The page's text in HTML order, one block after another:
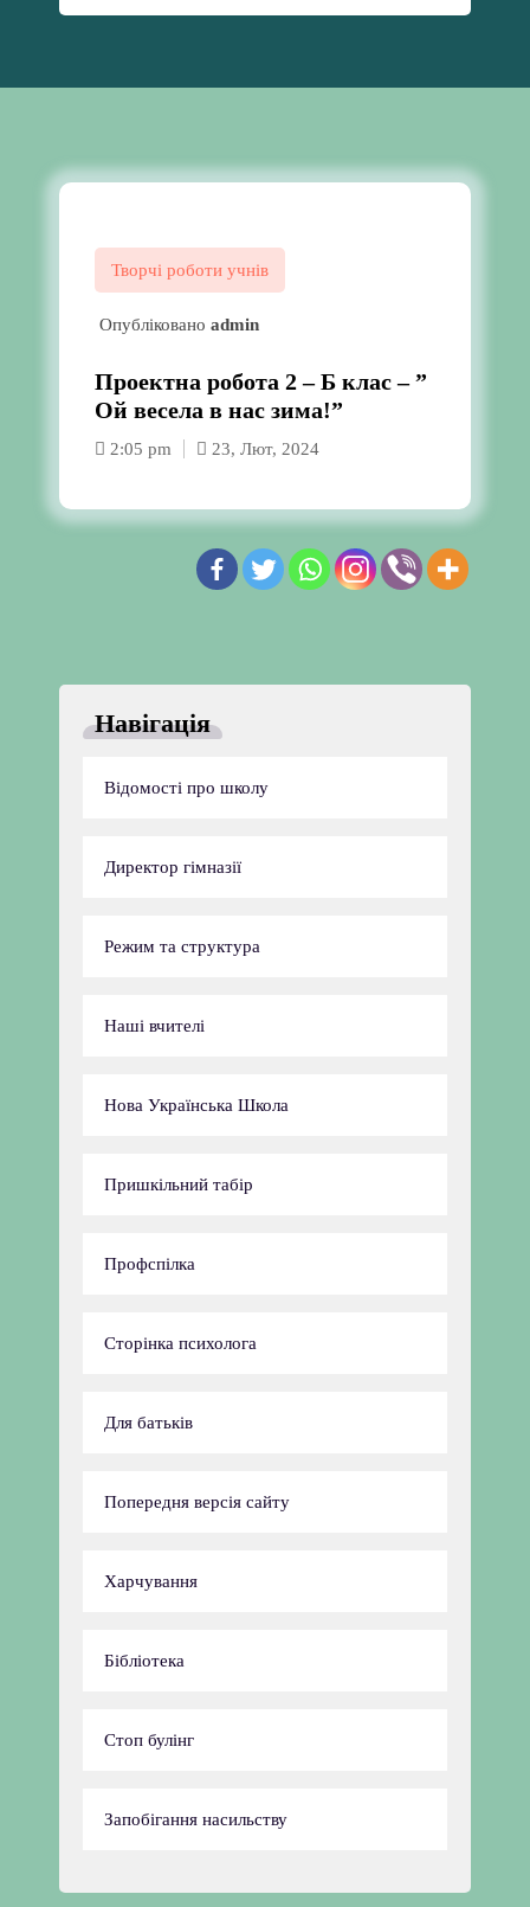
Творчі роботи учнів
Опубліковано admin
Проектна робота 2 – Б клас – ”
Ой весела в нас зима!”
2:05 pm 23, Лют, 2024
Навігація
Відомості про школу
Директор гімназії
Режим та структура
Наші вчителі
Нова Українська Школа
Пришкільний табір
Профспілка
Сторінка психолога
Для батьків
Попередня версія сайту
Харчування
Бібліотека
Стоп булінг
Запобігання насильству